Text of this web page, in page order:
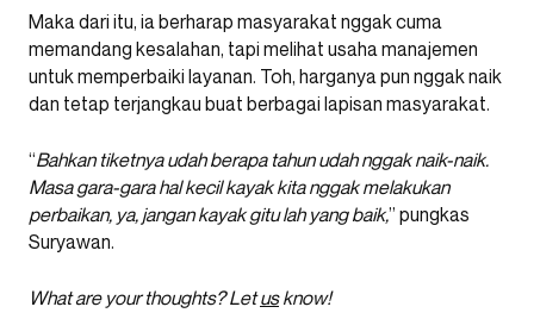
Maka dari itu, ia berharap masyarakat nggak cuma
memandang kesalahan, tapi melihat usaha manajemen
untuk memperbaiki layanan. Toh, harganya pun nggak naik
dan tetap terjangkau buat berbagai lapisan masyarakat.
“Bahkan tiketnya udah berapa tahun udah nggak naik-naik.
Masa gara-gara hal kecil kayak kita nggak melakukan
perbaikan, ya, jangan kayak gitu lah yang baik,” pungkas
Suryawan.
What are your thoughts? Letusknow!